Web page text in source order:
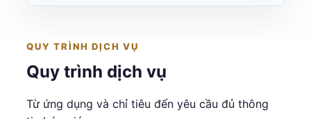
QUY TRÌNH DỊCH VỤ
Quy trình dịch vụ
Từ ứng dụng và chỉ tiêu đến yêu cầu đủ thông